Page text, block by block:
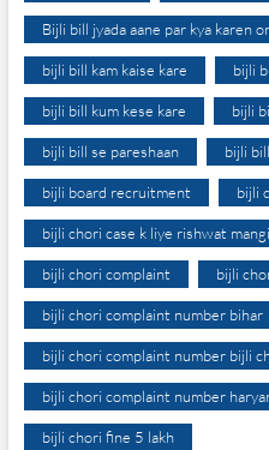
Bijli bill jyada aane par kya karen
bijli bill kam kaise kare bijli
bijli bill kum kese kare bijli
bijli bill se pareshaan bijli
bijli board recruitment bijli
bijli chori case k liye rishwat
bijli chori complaint bijli
bijli chori complaint number bihar
bijli chori complaint number bijli
bijli chori complaint number
bijli chori fine 5 lakh